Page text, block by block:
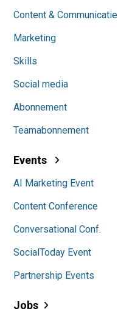
Content & Communicatie
Marketing
Skills
Social media
Abonnement
Teamabonnement
Events
AI Marketing Event
Content Conference
Conversational Conf.
SocialToday Event
Partnership Events
Jobs